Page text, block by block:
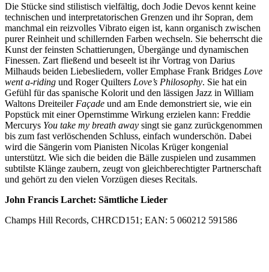
Die Stücke sind stilistisch vielfältig, doch Jodie Devos kennt keine
technischen und interpretatorischen Grenzen und ihr Sopran, dem
manchmal ein reizvolles Vibrato eigen ist, kann organisch zwischen
purer Reinheit und schillernden Farben wechseln. Sie beherrscht die
Kunst der feinsten Schattierungen, Übergänge und dynamischen
Finessen. Zart fließend und beseelt ist ihr Vortrag von Darius
Milhauds beiden Liebesliedern, voller Emphase Frank Bridges Love
went a-riding und Roger Quilters Love’s Philosophy. Sie hat ein
Gefühl für das spanische Kolorit und den lässigen Jazz in William
Waltons Dreiteiler Faҫade und am Ende demonstriert sie, wie ein
Popstück mit einer Opernstimme Wirkung erzielen kann: Freddie
Mercurys You take my breath away singt sie ganz zurückgenommen
bis zum fast verlöschenden Schluss, einfach wunderschön. Dabei
wird die Sängerin vom Pianisten Nicolas Krüger kongenial
unterstützt. Wie sich die beiden die Bälle zuspielen und zusammen
subtilste Klänge zaubern, zeugt von gleichberechtigter Partnerschaft
und gehört zu den vielen Vorzügen dieses Recitals.
John Francis Larchet: Sämtliche Lieder
Champs Hill Records, CHRCD151; EAN: 5 060212 591586